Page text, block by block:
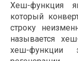
Хеш-функция
который
строку
называется
хеш-функции